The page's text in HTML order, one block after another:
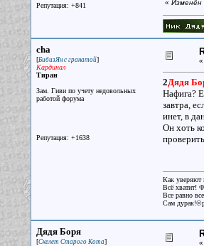
Репутация: +841
« Изменён
cha
[БибизЯн с гранатой]
Кардинал
Тиран
Зам. Гиви по учету недовольных
работой форума
Репутация: +1638
«
2Дядя
Нафига?
завтра,
инет, в
Он хоть
Как уверяют
Всё хватит!
Все равно
Сам
Дядя Боря
[Скелет Старого Кота]
«